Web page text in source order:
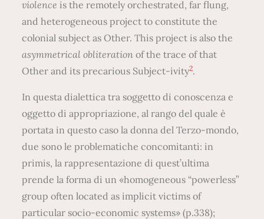
violence is the remotely orchestrated, far flung,
and heterogeneous project to constitute the
colonial subject as Other. This project is also the
asymmetrical obliteration of the trace of that
Other and its precarious Subject-ivity2.
In questa dialettica tra soggetto di conoscenza e
oggetto di appropriazione, al rango del quale è
portata in questo caso la donna del Terzo-mondo,
due sono le problematiche concomitanti: in
primis, la rappresentazione di quest’ultima
prende la forma di un «homogeneous “powerless”
group often located as implicit victims of
particular socio-economic systems» (p.338);